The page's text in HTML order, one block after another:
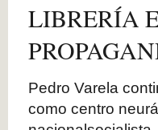
LIBRERÍA
Pedro Varela
como centro